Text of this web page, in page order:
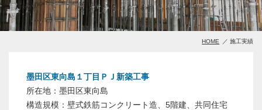
HOME 施工実績
墨田区東向島１丁目ＰＪ新築工事
墨田区東向島
壁式鉄筋コンクリート造、5階建、共同住宅